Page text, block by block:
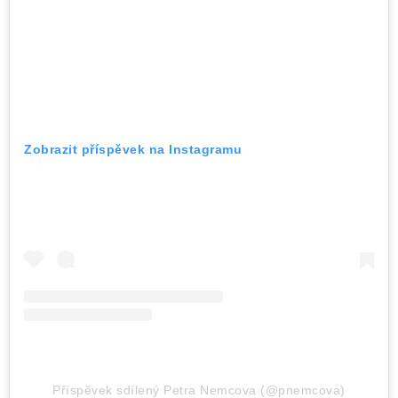
Zobrazit příspěvek na Instagramu
Příspěvek sdílený Petra Nemcova (@pnemcova)